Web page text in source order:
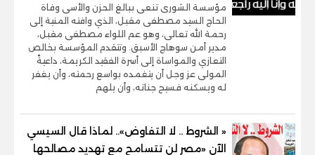
مؤسسة الشورى تنعى ببالغ الحزن والأسى وفاة
الحاج السيد مصطفى مقبل، الذي وافته المنية إلى
رحمة الله تعالى، وهو عم اللواء مصطفى مقبل،
مدير أمن سوهاج الأسبق. وتتقدم المؤسسة بخالص
التعازي والمواساة إلى أسرة الفقيد الكريمة، داعيةً
المولى عز وجل أن يتغمده بواسع رحمته، وأن يغفر
له ويسكنه فسيح جناته، وأن يلهم
« الشروط .. لا التفاوض».. لماذا قال السيسي
الآن «مصر لن تتسامح مع تهديد مصالحها